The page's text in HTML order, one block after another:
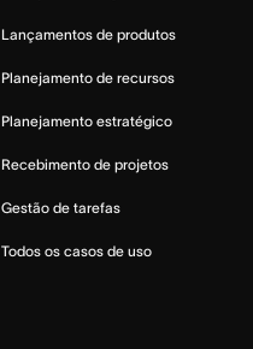
Lançamentos de produtos
Planejamento de recursos
Planejamento estratégico
Recebimento de projetos
Gestão de tarefas
Todos os casos de uso